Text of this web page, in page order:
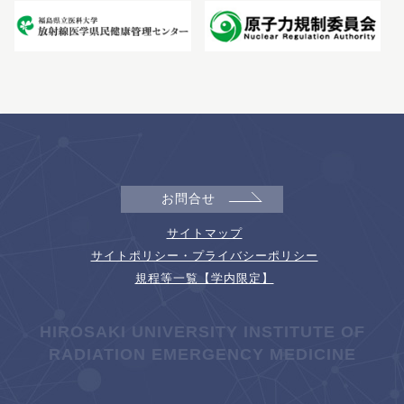
お問合せ
サイトマップ
サイトポリシー・プライバシーポリシー
規程等一覧【学内限定】
HIROSAKI UNIVERSITY INSTITUTE OF
RADIATION EMERGENCY MEDICINE